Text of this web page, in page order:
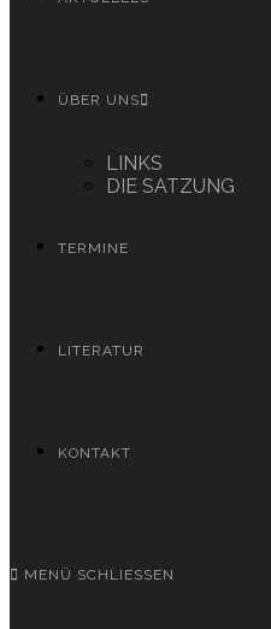
ÜBER UNS
LINKS
DIE SATZUNG
TERMINE
LITERATUR
KONTAKT
MENÜ SCHLIESSEN